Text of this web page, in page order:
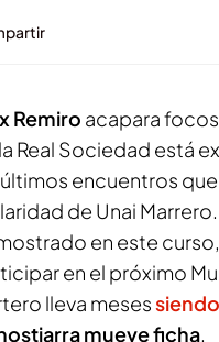
Remiro acapara
Real Sociedad está
encuentros
de Unai
en este
en el próximo
lleva meses
mueve ficha.